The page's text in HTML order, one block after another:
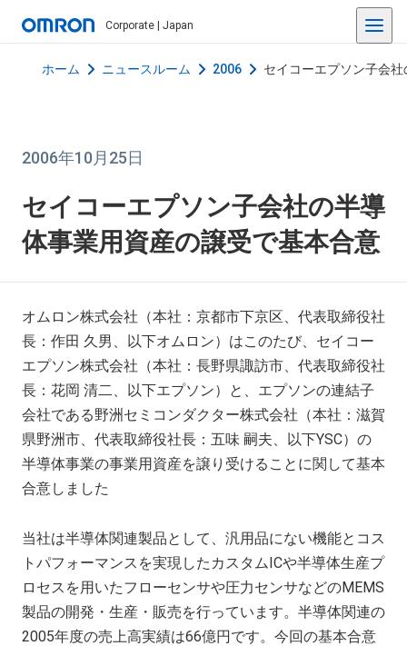
Corporate | Japan
ホーム ニュースルーム 2006 セイコーエプソン子会
2006年10月25日
セイコーエプソン子会社の半導
体事業用資産の譲受で基本合意
オムロン株式会社（本社：京都市下京区、代表取締役社
長：作田 久男、以下オムロン）はこのたび、セイコー
エプソン株式会社（本社：長野県諏訪市、代表取締役社
長：花岡 清二、以下エプソン）と、エプソンの連結子
会社である野洲セミコンダクター株式会社（本社：滋賀
県野洲市、代表取締役社長：五味 嗣夫、以下YSC）の
半導体事業の事業用資産を譲り受けることに関して基本
合意しました
当社は半導体関連製品として、汎用品にない機能とコス
トパフォーマンスを実現したカスタムICや半導体生産プ
ロセスを用いたフローセンサや圧力センサなどのMEMS
製品の開発・生産・販売を行っています。半導体関連の
2005年度の売上高実績は66億円です。今回の基本合意